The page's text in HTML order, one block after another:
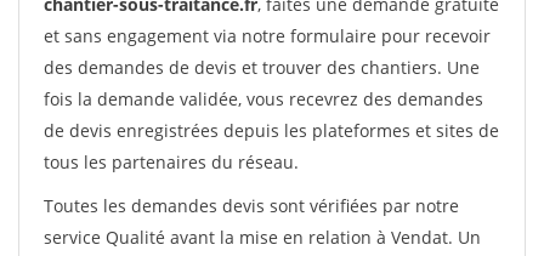
et sans engagement via notre formulaire pour recevoir
des demandes de devis et trouver des chantiers. Une
fois la demande validée, vous recevrez des demandes
de devis enregistrées depuis les plateformes et sites de
tous les partenaires du réseau.
Toutes les demandes devis sont vérifiées par notre
service Qualité avant la mise en relation à Vendat. Un